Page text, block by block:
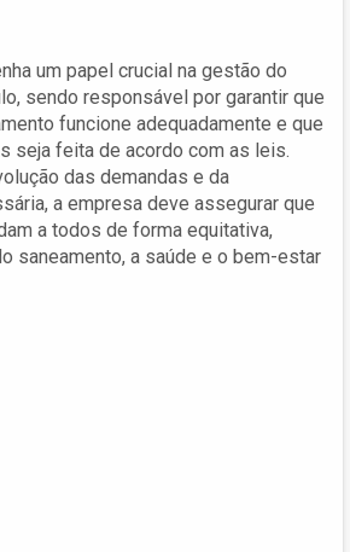
um papel crucial na gestão do
sendo responsável por garantir que
funcione adequadamente e que
seja feita de acordo com as leis.
das demandas e da
a empresa deve assegurar que
a todos de forma equitativa,
saneamento, a saúde e o bem-estar